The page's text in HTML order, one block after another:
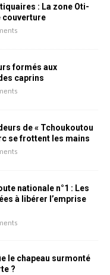
: La zone Oti-
couverture
formés aux
caprins
de « Tchoukoutou
se frottent les mains
nationale n°1 : Les
à libérer l’emprise
le chapeau surmonté
?